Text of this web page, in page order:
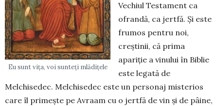
Eu sunt vița, voi sunteți mlădițele
Vechiul Testament ca
ofrandă, ca jertfă. Și este
frumos pen­tru noi,
creștinii, că prima
apariție a vinului în Biblie
este legată de
Melchisedec. Melchisedec este un personaj misterios
care îl primește pe Avraam cu o jertfă de vin și de pâine,